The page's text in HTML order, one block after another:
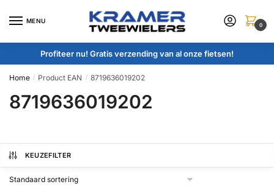
MENU
0
Profiteer nu! Gratis verzending van al onze fietsen!
Home / Product EAN / 8719636019202
8719636019202
KEUZEFILTER